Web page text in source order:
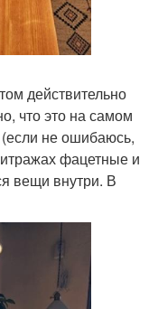
действительно
что это на самом
не ошибаюсь,
фацетные и
вещи внутри. В